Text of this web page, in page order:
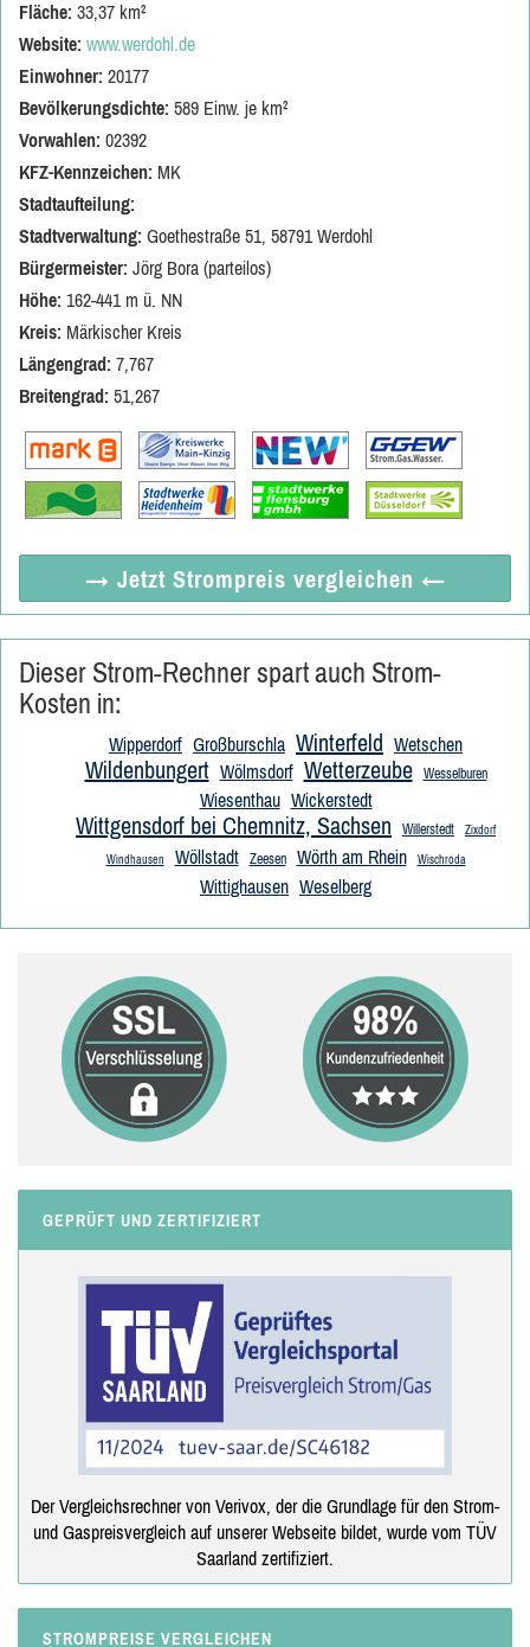
Fläche: 33,37 km²
Website: www.werdohl.de
Einwohner: 20177
Bevölkerungsdichte: 589 Einw. je km²
Vorwahlen: 02392
KFZ-Kennzeichen: MK
Stadtaufteilung:
Stadtverwaltung: Goethestraße 51, 58791 Werdohl
Bürgermeister: Jörg Bora (parteilos)
Höhe: 162-441 m ü. NN
Kreis: Märkischer Kreis
Längengrad: 7,767
Breitengrad: 51,267
→ Jetzt Strompreis vergleichen ←
Dieser Strom-Rechner spart auch Strom-
Kosten in:
Wipperdorf Großburschla Winterfeld Wetschen
Wildenbungert Wölmsdorf Wetterzeube Wesselburen
Wiesenthau Wickerstedt
Wittgensdorf bei Chemnitz, Sachsen Willerstedt Zixdorf
Windhausen Wöllstadt Zeesen Wörth am Rhein Wischroda
Wittighausen Weselberg
GEPRÜFT UND ZERTIFIZIERT
Der Vergleichsrechner von Verivox, der die Grundlage für den Strom-
und Gaspreisvergleich auf unserer Webseite bildet, wurde vom TÜV
Saarland zertifiziert.
STROMPREISE VERGLEICHEN